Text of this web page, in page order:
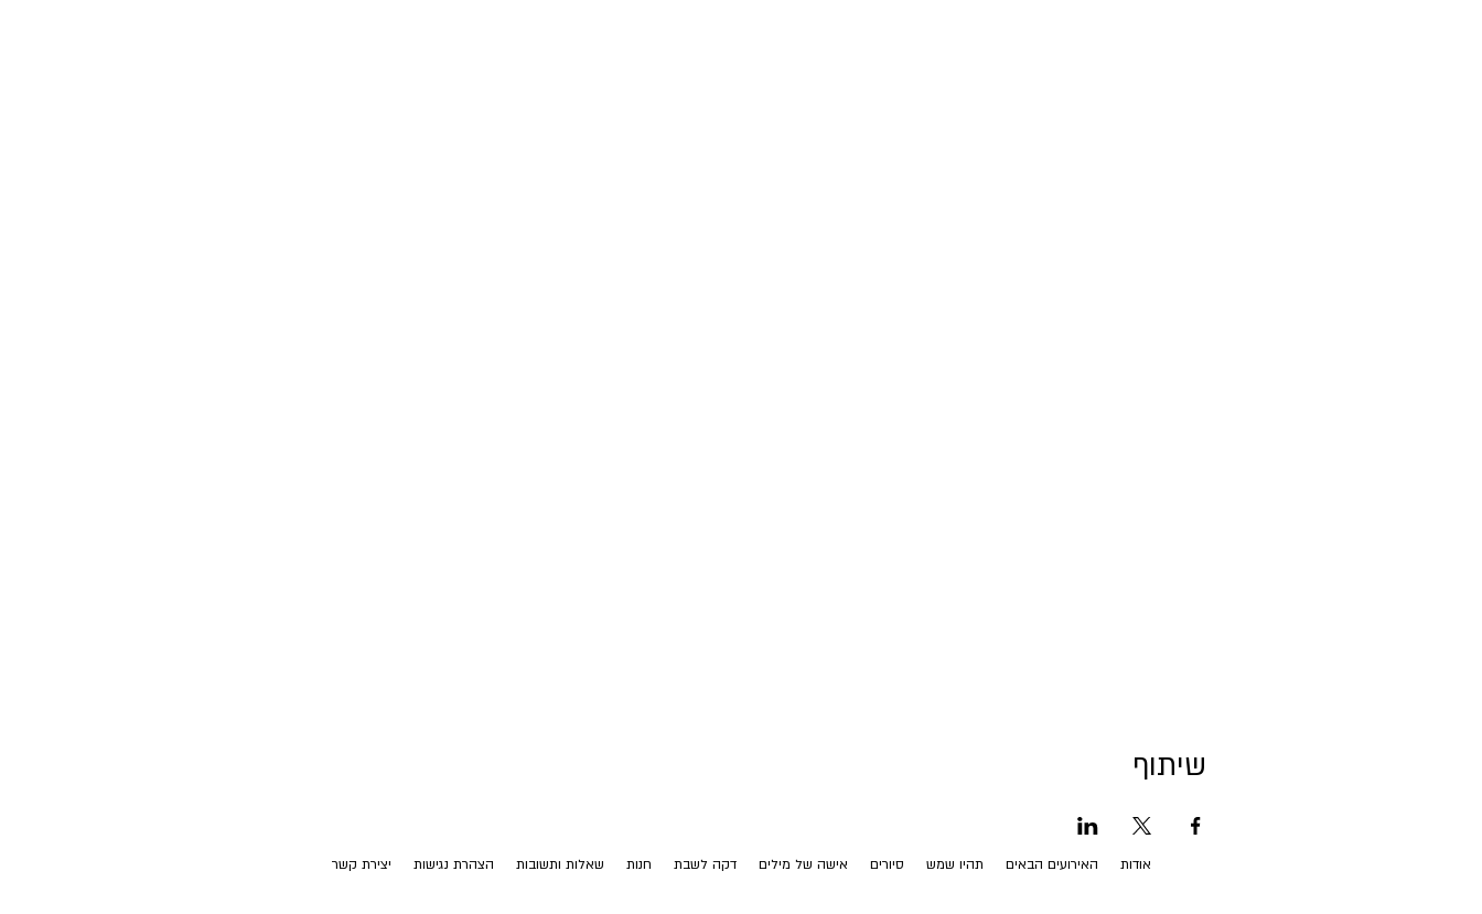
שיתוף
אודות האירועים הבאים תהיו שמש סיורים אישה של מילים דקה לשבת חנות שאלות ותשובות הצהרת נגישות יצירת קשר